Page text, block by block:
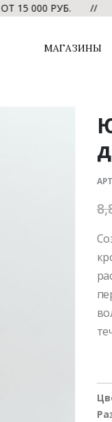
000 РУБ. //
МАГАЗИНЫ